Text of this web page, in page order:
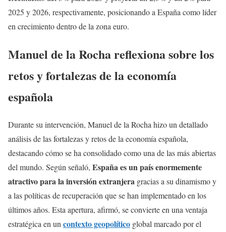
2025 y 2026, respectivamente, posicionando a España como líder
en crecimiento dentro de la zona euro.
Manuel de la Rocha reflexiona sobre los
retos y fortalezas de la economía
española
Durante su intervención, Manuel de la Rocha hizo un detallado
análisis de las fortalezas y retos de la economía española,
destacando cómo se ha consolidado como una de las más abiertas
del mundo. Según señaló, España es un país enormemente
atractivo para la inversión extranjera gracias a su dinamismo y
a las políticas de recuperación que se han implementado en los
últimos años. Esta apertura, afirmó, se convierte en una ventaja
estratégica en uncontexto geopolítico global marcado por el